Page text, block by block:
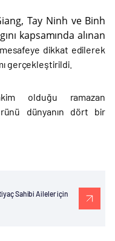
Tay Ninh ve Binh
kapsamında alınan
dikkat edilerek
gerçekleştirildi.
olduğu ramazan
dünyanın dört bir
Sahibi Aileler için